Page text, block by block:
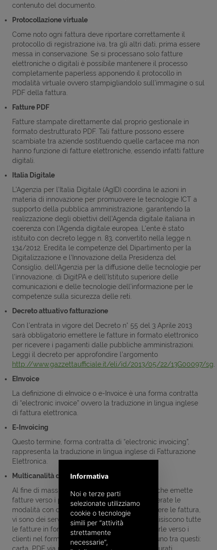
contenuto del documento.
Protocollazione virtuale
Come noto ogni fattura deve riportare correttamente il
protocollo di registrazione iva, tra gli altri dati, prima essere
messa in conservazione. Se si processano solo fatture
elettroniche o digitali è possibile mantenere il processo
completamente paperless apponendo il protocollo in
modalità virtuale ovvero stampigliandolo sull’immagine o sul
PDF della fattura.
Fatture PDF
Fatture stampate direttamente dal proprio gestionale in
formato destrutturato PDF. Tali fatture possono essere
scambiate tra aziende sostituendo quelle cartacee ma non
hanno funzione di fatture elettroniche, essendo infatti fatture
digitali.
Italia Digitale
L'Agenzia per l'Italia Digitale (AgID) coordina le azioni in
materia di innovazione per promuovere le tecnologie ICT a
supporto della pubblica amministrazione, garantendo la
realizzazione degli obiettivi dell’Agenda digitale italiana in
coerenza con l’Agenda digitale europea. L'ente è stato
istituito con decreto legge n. 83, convertito nella legge n.
134/2012. Eredita le competenze del Dipartimento per la
Digitalizzazione e l’Innovazione della Presidenza del
Consiglio, dell'Agenzia per la diffusione delle tecnologie per
l'innovazione, di DigitPA e dell'Istituto superiore delle
comunicazioni e delle tecnologie dell’informazione per le
competenze sulla sicurezza delle reti.
Decreto attuativo fatturazione
Con l'entrata in vigore del Decreto n° 55 del 3 Aprile 2013
sarà obbligatorio emettere le fatture in formato elettronico
per ricevere i pagamenti dalle pubbliche amministrazioni.
Leggi il decreto per approfondire l’argomento
http://www.gazzettaufficiale.it/eli/id/2013/05/22/13G00097/sg
EInvoice
La definizione di eInvoice o e-Invoice è una forma contratta
di “electronic invoice” ovvero la traduzione in lingua inglese
di fattura elettronica.
E-Invoicing
Questo termine, forma contratta di “electronic invoicing”,
rappresenta la traduzione in lingua inglese di Fatturazione
Elettronica.
Multicanalità di fatturazione
Al fine di massimizzare i benefici dell’azienda che emette
fatture verso i propri clienti, mantenendo inalterate le
modalità con cui i singoli Clienti vogliono ricevere le fattura,
vi sono dei servizi offerti dal mercato che acquisiscono tutte
le fatture in formato elettronico per poi smistarle verso i
clienti nel formato o canale prediletto da ognuno tra questi:
Informativa
Noi e terze parti
selezionate utilizziamo
cookie o tecnologie
simili per “attività
strettamente
necessarie”,